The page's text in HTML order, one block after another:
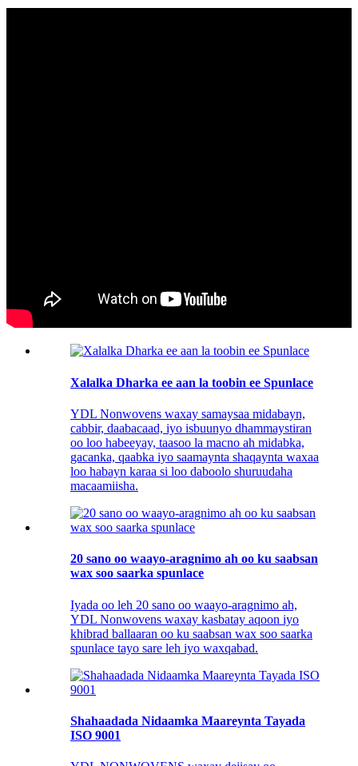
Xalalka Dharka ee aan la toobin ee Spunlace
YDL Nonwovens waxay samaysaa midabayn,
cabbir, daabacaad, iyo isbuunyo dhammaystiran
oo loo habeeyay, taasoo la macno ah midabka,
gacanka, qaabka iyo saamaynta shaqaynta waxaa
loo habayn karaa si loo daboolo shuruudaha
macaamiisha.
20 sano oo waayo-aragnimo ah oo ku saabsan
wax soo saarka spunlace
Iyada oo leh 20 sano oo waayo-aragnimo ah,
YDL Nonwovens waxay kasbatay aqoon iyo
khibrad ballaaran oo ku saabsan wax soo saarka
spunlace tayo sare leh iyo waxqabad.
Shahaadada Nidaamka Maareynta Tayada
ISO 9001